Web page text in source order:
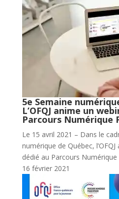
5e Semaine
L’OFQJ anime un
Parcours Numérique
Le 15 avril 2021 – Dans le
numérique de Québec,
dédié au Parcours
16 février 2021